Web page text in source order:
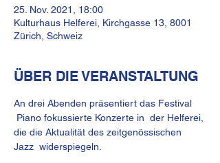
25. Nov. 2021, 18:00
Kulturhaus Helferei, Kirchgasse 13, 8001
Zürich, Schweiz
ÜBER DIE VERANSTALTUNG
An drei Abenden präsentiert das Festival
Piano fokussierte Konzerte in  der Helferei,
die die Aktualität des zeitgenössischen
Jazz  widerspiegeln.